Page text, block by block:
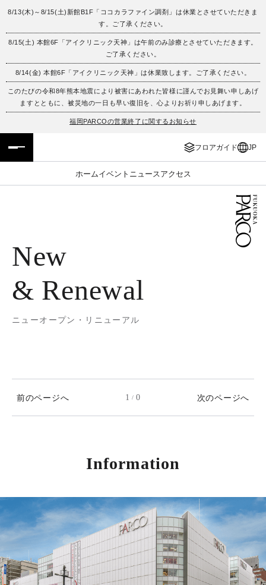
8/13(木)～8/15(土)新館B1F「ココカラファイン調剤」は休業とさせていただきま
す。ご了承ください。
8/15(土) 本館6F「アイクリニック天神」は午前のみ診療とさせていただきます。
ご了承ください。
8/14(金) 本館6F「アイクリニック天神」は休業致します。ご了承ください。
このたびの令和8年熊本地震により被害にあわれた皆様に謹んでお見舞い申しあげ
ますとともに、被災地の一日も早い復旧を、心よりお祈り申しあげます。
福岡PARCOの営業終了に関するお知らせ
フロアガイド JP
ホームイベント ニュース アクセス
フロアガイド
施設案内・アクセス
イベント・ポップアップ
レストラン・カフェ
JP
ENGLISH
繁体字
簡体字
ภาษาไทย
New
& Renewal
ニューオープン・リニューアル
前のページへ 1 / 0 次のページへ
Information